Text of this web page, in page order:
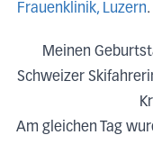
Frauenklinik, Luzern
Meinen
Schweizer
Am gleichen Tag